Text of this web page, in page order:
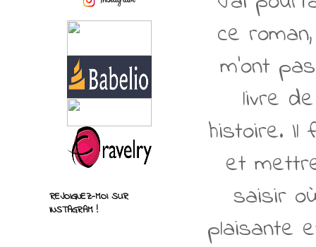
ce
m'ont
livre
histoire. Il
et
saisir
plaisante
REJOIGNEZ-MOI SUR
INSTAGRAM !